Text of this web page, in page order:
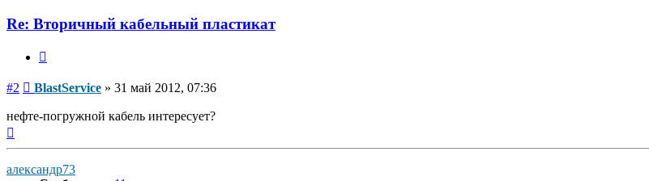
Re: Вторичный кабельный пластикат
#2 Сообщение
BlastService » 31 май 2012, 07:36
нефте-погружной кабель интересует?
александр73